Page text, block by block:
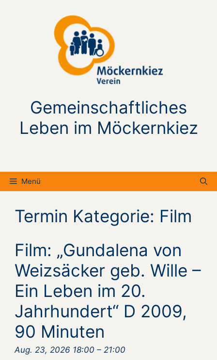
Gemeinschaftliches
Leben im Möckernkiez
Menü
Termin Kategorie: Film
Film: „Gundalena von
Weizsäcker geb. Wille –
Ein Leben im 20.
Jahrhundert“ D 2009,
90 Minuten
Aug. 23, 2026 18:00 – 21:00